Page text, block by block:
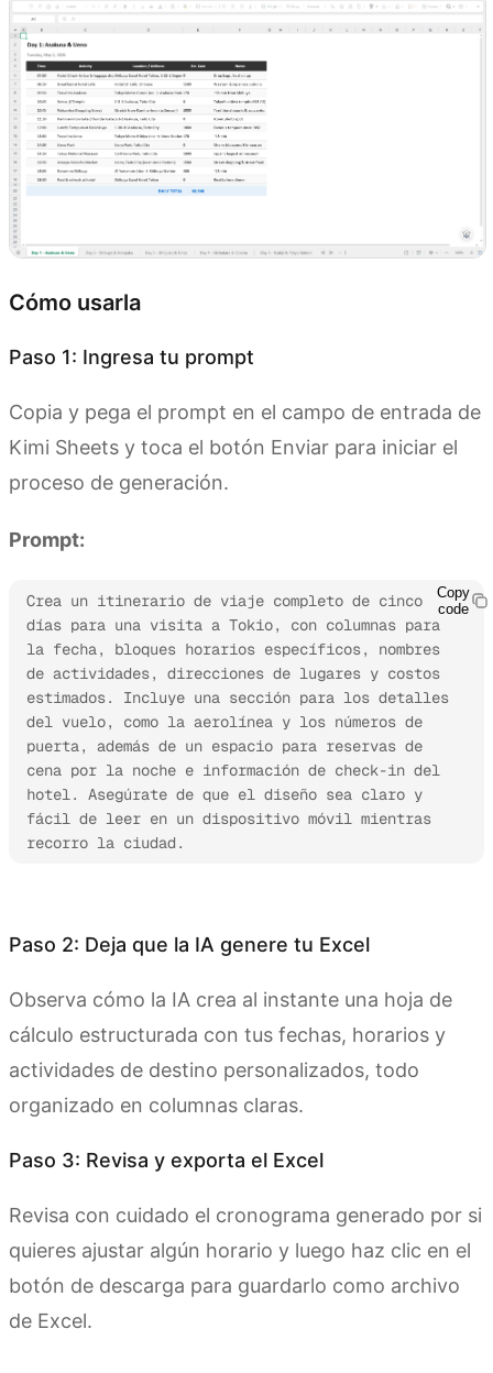
Cómo usarla
Paso 1: Ingresa tu prompt
Copia y pega el prompt en el campo de entrada de
Kimi Sheets y toca el botón Enviar para iniciar el
proceso de generación.
Prompt:
Crea un itinerario de viaje completo de cinco
días para una visita a Tokio, con columnas para
la fecha, bloques horarios específicos, nombres
de actividades, direcciones de lugares y costos
estimados. Incluye una sección para los detalles
del vuelo, como la aerolínea y los números de
puerta, además de un espacio para reservas de
cena por la noche e información de check-in del
hotel. Asegúrate de que el diseño sea claro y
fácil de leer en un dispositivo móvil mientras
recorro la ciudad.
Copy
code
Paso 2: Deja que la IA genere tu Excel
Observa cómo la IA crea al instante una hoja de
cálculo estructurada con tus fechas, horarios y
actividades de destino personalizados, todo
organizado en columnas claras.
Paso 3: Revisa y exporta el Excel
Revisa con cuidado el cronograma generado por si
quieres ajustar algún horario y luego haz clic en el
botón de descarga para guardarlo como archivo
de Excel.